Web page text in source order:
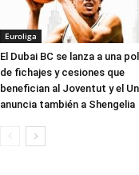
Euroliga
El Dubai BC se lanza a una
de fichajes y cesiones que
benefician al Joventut y el
anuncia también a Shengelia